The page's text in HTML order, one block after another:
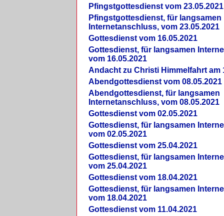
Pfingstgottesdienst vom 23.05.2021
Pfingstgottesdienst, für langsamen
Internetanschluss, vom 23.05.2021
Gottesdienst vom 16.05.2021
Gottesdienst, für langsamen
vom 16.05.2021
Andacht zu Christi Himmelfahrt am
Abendgottesdienst vom 08.05.2021
Abendgottesdienst, für langsamen
Internetanschluss, vom 08.05.2021
Gottesdienst vom 02.05.2021
Gottesdienst, für langsamen
vom 02.05.2021
Gottesdienst vom 25.04.2021
Gottesdienst, für langsamen
vom 25.04.2021
Gottesdienst vom 18.04.2021
Gottesdienst, für langsamen
vom 18.04.2021
Gottesdienst vom 11.04.2021